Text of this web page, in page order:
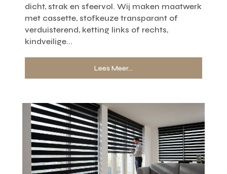
dicht, strak en sfeervol. Wij maken maatwerk
met cassette, stofkeuze transparant of
verduisterend, ketting links of rechts,
kindveilige...
Lees Meer...